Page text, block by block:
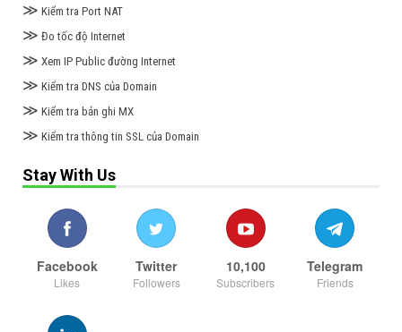
≫ Kiểm tra Port NAT
≫ Đo tốc độ Internet
≫ Xem IP Public đường Internet
≫ Kiểm tra DNS của Domain
≫ Kiểm tra bản ghi MX
≫ Kiểm tra thông tin SSL của Domain
Stay With Us
Facebook
Likes
Twitter
Followers
10,100
Subscribers
Telegram
Friends